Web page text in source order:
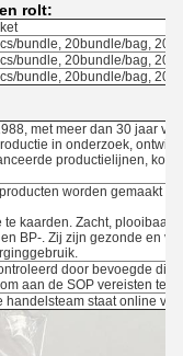
rolt:
bundle, 20bundle/bag,
bundle, 20bundle/bag,
bundle, 20bundle/bag,
met meer dan 30 jaar
in onderzoek,
productielijnen, kon
worden gemaakt
kaarden. Zacht, plooibaar,
BP-. Zij zijn gezonde en
door bevoegde
aan de SOP vereisten te
staat online